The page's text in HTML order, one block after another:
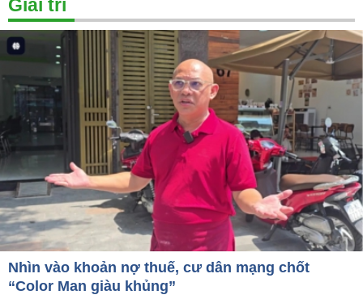
Giải trí
Nhìn vào khoản nợ thuế, cư dân mạng chốt
“Color Man giàu khủng”